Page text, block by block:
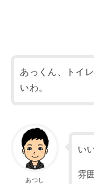
あっくん、トイ
いわ。
あつし
い
雰